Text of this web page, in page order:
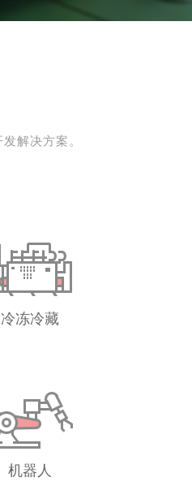
解决方案。
冷冻冷藏
机器人